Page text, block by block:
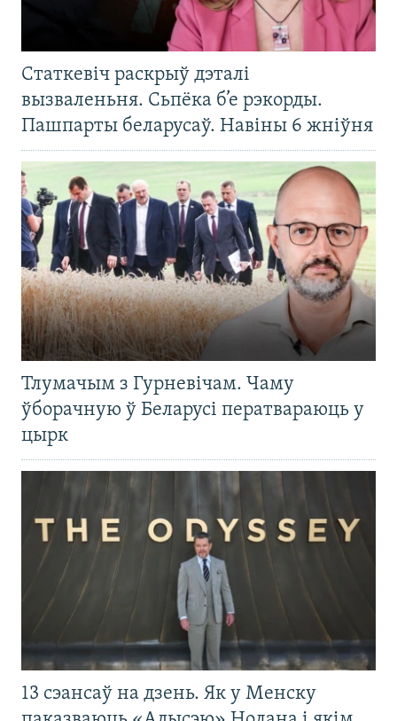
Статкевіч раскрыў дэталі
вызваленьня. Сьпёка б’е рэкорды.
Пашпарты беларусаў. Навіны 6 жніўня
Тлумачым з Гурневічам. Чаму
ўборачную ў Беларусі ператвараюць у
цырк
13 сэансаў на дзень. Як у Менску